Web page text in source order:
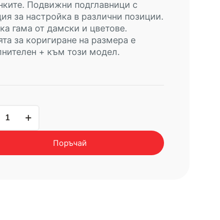
Подвижни подглавници с
за настройка в различни позиции.
гама от дамски и цветове.
за коригиране на размера е
+ към този модел.
Поръчай